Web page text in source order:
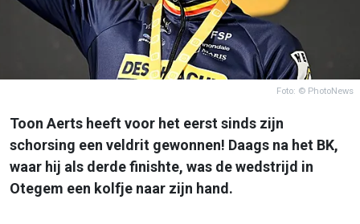
Foto: © PhotoNews
Toon Aerts heeft voor het eerst sinds zijn
schorsing een veldrit gewonnen! Daags na het BK,
waar hij als derde finishte, was de wedstrijd in
Otegem een kolfje naar zijn hand.